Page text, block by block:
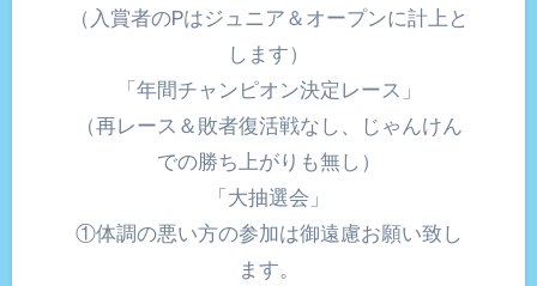
（入賞者のPはジュニア＆オープンに計上と
します）
「年間チャンピオン決定レース」
（再レース＆敗者復活戦なし、じゃんけん
での勝ち上がりも無し）
「大抽選会」
①体調の悪い方の参加は御遠慮お願い致し
ます。